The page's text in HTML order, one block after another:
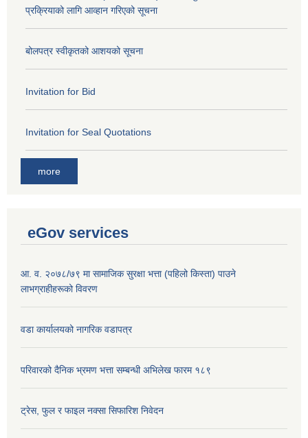
प्रक्रियाको लागि आव्हान गरिएको सूचना
बोलपत्र स्वीकृतको आशयको सूचना
Invitation for Bid
Invitation for Seal Quotations
more
eGov services
आ. व. २०७८/७९ मा सामाजिक सुरक्षा भत्ता (पहिलो किस्ता) पाउने
लाभग्राहीहरूको विवरण
वडा कार्यालयको नागरिक वडापत्र
परिवारको दैनिक भ्रमण भत्ता सम्बन्धी अभिलेख फारम १८९
ट्रेस, फुल र फाइल नक्सा सिफारिश निवेदन